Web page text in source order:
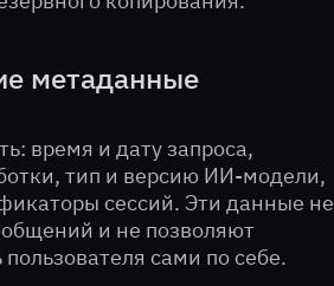
метаданные
время и дату запроса,
тип и версию ИИ-модели,
сессий. Эти данные не
и не позволяют
сами по себе.